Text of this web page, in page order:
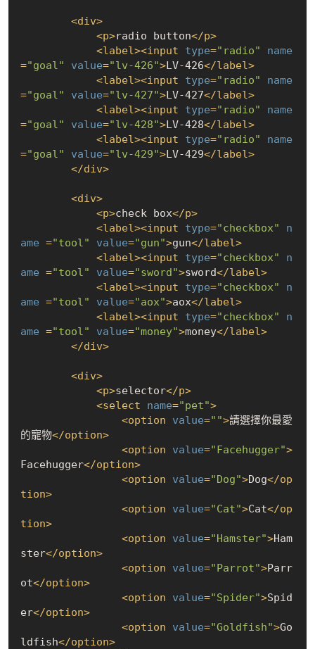
<div>
<p>radio button</p>
<label><input type="radio"
name
="goal" value="lv-426">LV-426</label>
<label><input type="radio"
name
="goal" value="lv-427">LV-427</label>
<label><input type="radio"
name
="goal" value="lv-428">LV-428</label>
<label><input type="radio"
name
="goal" value="lv-429">LV-429</label>
</div>
<div>
<p>check box</p>
<label><input type="checkbox"
n
ame ="tool" value="gun">gun</label>
<label><input type="checkbox"
n
ame ="tool" value="sword">sword</label>
<label><input type="checkbox"
n
ame ="tool" value="aox">aox</label>
<label><input type="checkbox"
n
ame ="tool" value="money">money</label>
</div>
<div>
<p>selector</p>
<select name="pet">
<option value="">請選擇你最愛
的寵物</option>
<option value="Facehugger">
Facehugger</option>
<option value="Dog">Dog</op
tion>
<option value="Cat">Cat</op
tion>
<option value="Hamster">Ham
ster</option>
<option value="Parrot">Parr
ot</option>
<option value="Spider">Spid
er</option>
<option value="Goldfish">Go
ldfish</option>